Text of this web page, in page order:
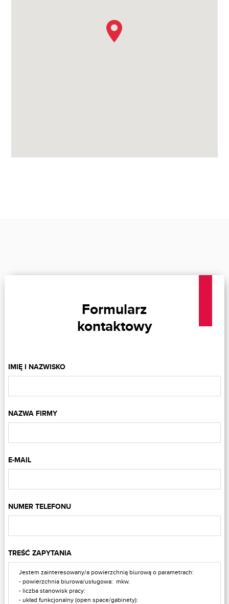
Formularz
kontaktowy
IMIĘ I NAZWISKO
NAZWA FIRMY
E-MAIL
NUMER TELEFONU
TREŚĆ ZAPYTANIA